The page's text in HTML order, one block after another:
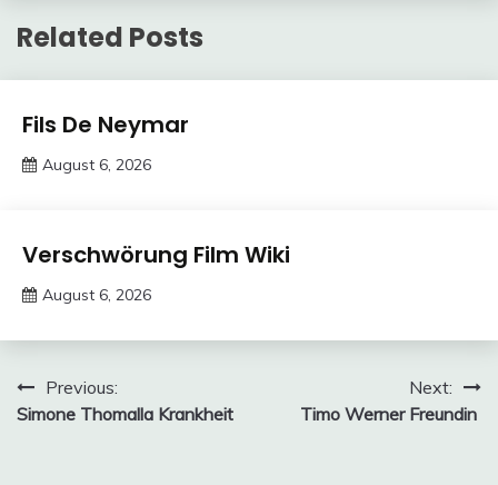
Related Posts
Trends
Fils De Neymar
August 6, 2026
Trends
Verschwörung Film Wiki
August 6, 2026
Post
navigation
Previous:
Simone Thomalla Krankheit
Next:
Timo Werner Freundin